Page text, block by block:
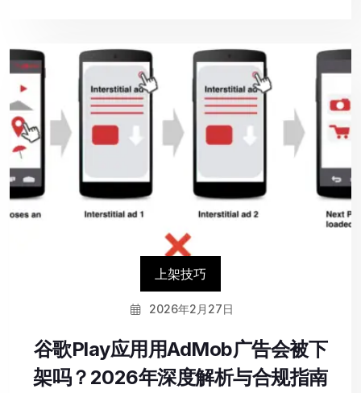
上架技巧
2026年2月27日
谷歌Play应用用AdMob广告会被下
架吗？2026年深度解析与合规指南